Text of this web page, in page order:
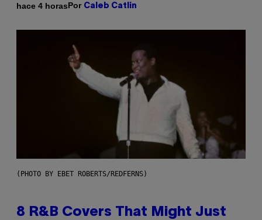
hace 4 horasPor Caleb Catlin
(PHOTO BY EBET ROBERTS/REDFERNS)
8 R&B Covers That Might Just